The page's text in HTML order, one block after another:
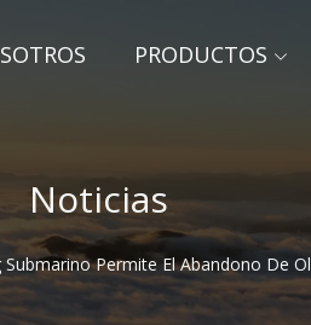
PRODUCTOS
Noticias
Submarino Permite El Abandono De